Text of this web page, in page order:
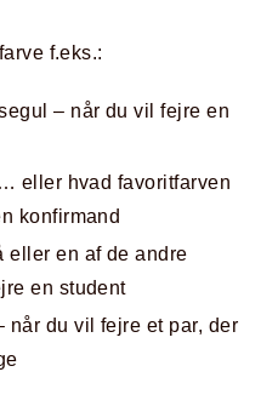
f.eks.:
– når du vil fejre en
eller hvad favoritfarven
konfirmand
eller en af de andre
en student
når du vil fejre et par, der